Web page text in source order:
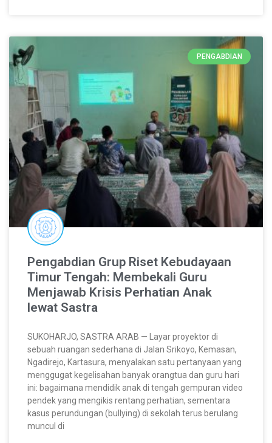
PENGABDIAN
Pengabdian Grup Riset Kebudayaan
Timur Tengah: Membekali Guru
Menjawab Krisis Perhatian Anak
lewat Sastra
SUKOHARJO, SASTRA ARAB — Layar proyektor di
sebuah ruangan sederhana di Jalan Srikoyo, Kemasan,
Ngadirejo, Kartasura, menyalakan satu pertanyaan yang
menggugat kegelisahan banyak orangtua dan guru hari
ini: bagaimana mendidik anak di tengah gempuran video
pendek yang mengikis rentang perhatian, sementara
kasus perundungan (bullying) di sekolah terus berulang
muncul di